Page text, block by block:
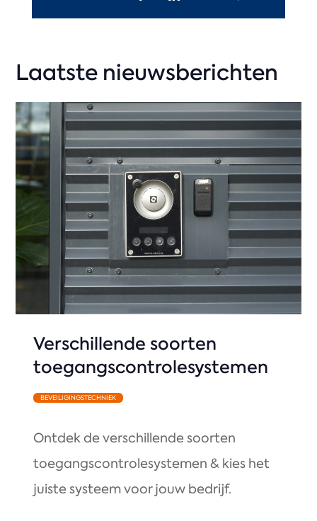
Laatste nieuwsberichten
Verschillende soorten
toegangscontrolesystemen
BEVEILIGINGSTECHNIEK
Ontdek de verschillende soorten
toegangscontrolesystemen & kies het
juiste systeem voor jouw bedrijf.